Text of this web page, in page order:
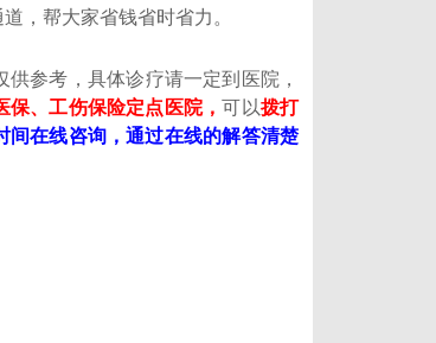
，帮大家省钱省时省力。
参考，具体诊疗请一定到医院，
保、工伤保险定点医院，可以拨打
间在线咨询，通过在线的解答清楚